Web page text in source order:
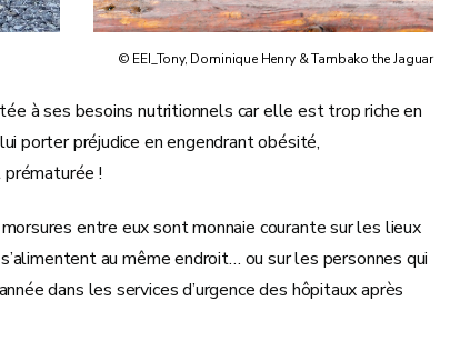
© EEI_Tony, Dominique Henry & Tambako the Jaguar
à ses besoins nutritionnels car elle est trop riche en
porter préjudice en engendrant obésité,
!
entre eux sont monnaie courante sur les lieux
au même endroit… ou sur les personnes qui
dans les services d’urgence des hôpitaux après